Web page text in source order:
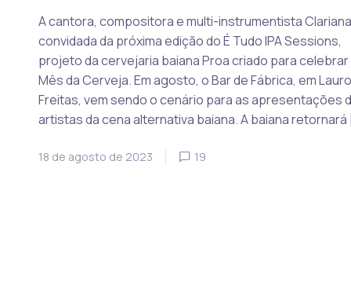
A cantora, compositora e multi-instrumentista
convidada da próxima edição do É Tudo IPA Sessions,
projeto da cervejaria baiana Proa criado para celebrar
Mês da Cerveja. Em agosto, o Bar de Fábrica, em
Freitas, vem sendo o cenário para as apresentações
artistas da cena alternativa baiana. A baiana retornará
18 de agosto de 2023 19